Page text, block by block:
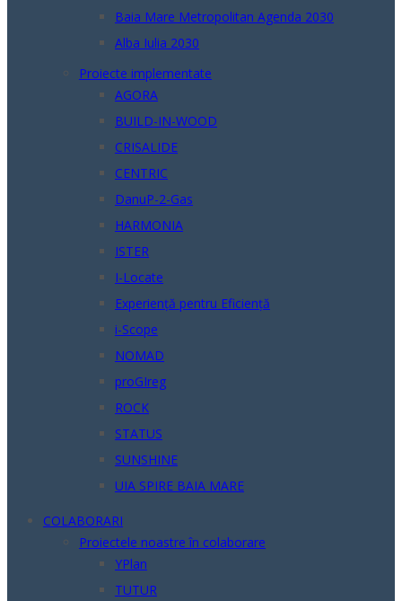
Baia Mare Metropolitan Agenda 2030
Alba Iulia 2030
Proiecte implementate
AGORA
BUILD-IN-WOOD
CRISALIDE
CENTRIC
DanuP-2-Gas
HARMONIA
ISTER
I-Locate
Experiență pentru Eficiență
i-Scope
NOMAD
proGIreg
ROCK
STATUS
SUNSHINE
UIA SPIRE BAIA MARE
COLABORARI
Proiectele noastre în colaborare
YPlan
TUTUR